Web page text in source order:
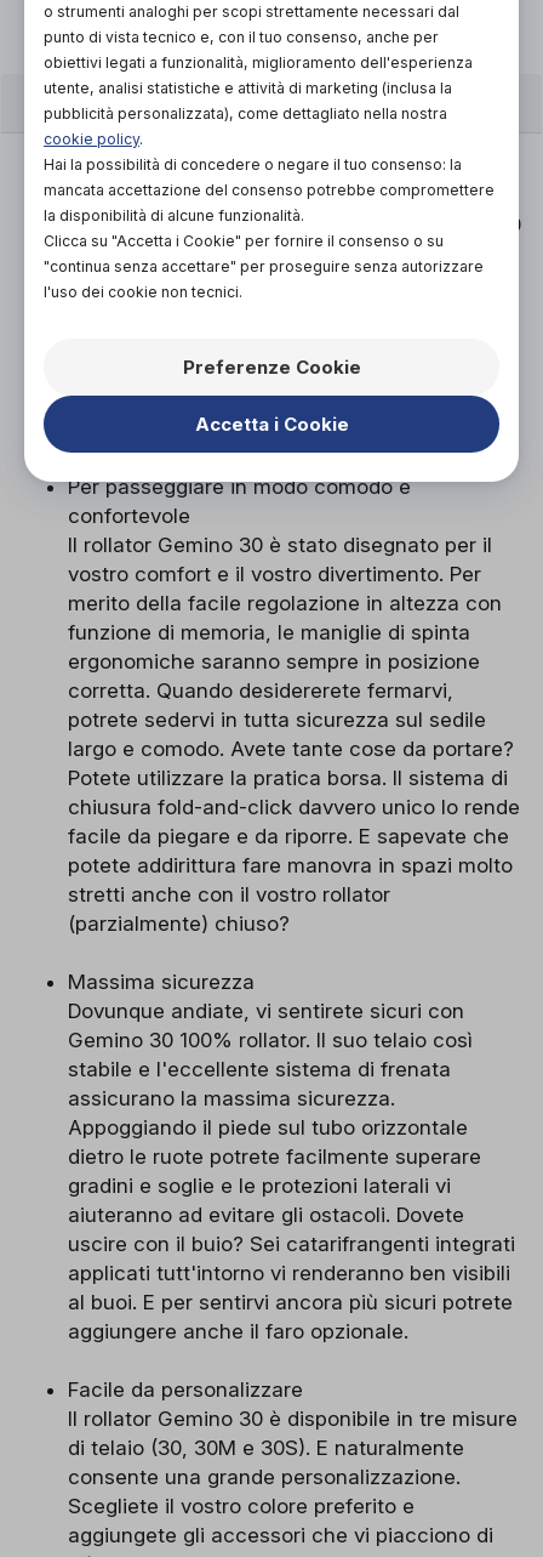
CARATTERISTICHE
Design pluri-premiato:
Gemino 30 non è semplicemente l'ennesimo
deambulatore. Con il nostro rollator Gemino 30
pluri-premiato, avrete "il meglio del meglio",
riconosciuto da istituti internazionali di design
funzionalità innovative, materiali di altissima
qualità e stile moderno per un uso facile e
sicuro e una qualità di vita sempre migliore!
Per passeggiare in modo comodo e
confortevole
Il rollator Gemino 30 è stato disegnato per il
vostro comfort e il vostro divertimento. Per
merito della facile regolazione in altezza con
funzione di memoria, le maniglie di spinta
ergonomiche saranno sempre in posizione
corretta. Quando desidererete fermarvi,
potrete sedervi in tutta sicurezza sul sedile
largo e comodo. Avete tante cose da portare?
Potete utilizzare la pratica borsa. Il sistema di
chiusura fold-and-click davvero unico lo rende
facile da piegare e da riporre. E sapevate che
potete addirittura fare manovra in spazi molto
stretti anche con il vostro rollator
(parzialmente) chiuso?
Massima sicurezza
Dovunque andiate, vi sentirete sicuri con
Gemino 30 100% rollator. Il suo telaio così
stabile e l'eccellente sistema di frenata
assicurano la massima sicurezza.
Appoggiando il piede sul tubo orizzontale
dietro le ruote potrete facilmente superare
gradini e soglie e le protezioni laterali vi
aiuteranno ad evitare gli ostacoli. Dovete
uscire con il buio? Sei catarifrangenti integrati
applicati tutt'intorno vi renderanno ben visibili
al buoi. E per sentirvi ancora più sicuri potrete
aggiungere anche il faro opzionale.
Facile da personalizzare
Il rollator Gemino 30 è disponibile in tre misure
di telaio (30, 30M e 30S). E naturalmente
consente una grande personalizzazione.
Scegliete il vostro colore preferito e
aggiungete gli accessori che vi piacciono di
o strumenti analoghi per scopi strettamente necessari dal
punto di vista tecnico e, con il tuo consenso, anche per
obiettivi legati a funzionalità, miglioramento dell'esperienza
utente, analisi statistiche e attività di marketing (inclusa la
pubblicità personalizzata), come dettagliato nella nostra
cookie policy.
Hai la possibilità di concedere o negare il tuo consenso: la
mancata accettazione del consenso potrebbe compromettere
la disponibilità di alcune funzionalità.
Clicca su "Accetta i Cookie" per fornire il consenso o su
"continua senza accettare" per proseguire senza autorizzare
l'uso dei cookie non tecnici.
Preferenze Cookie
Accetta i Cookie